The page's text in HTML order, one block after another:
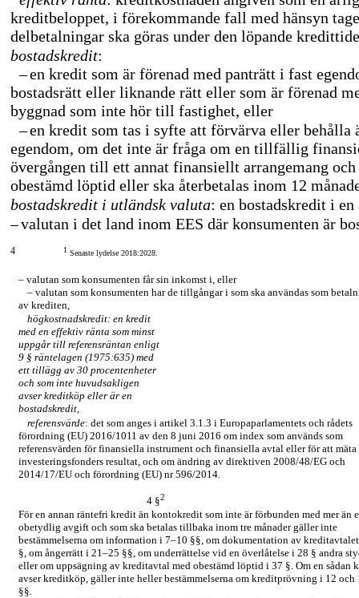
kreditbeloppet, i förekommande fall med hänsyn
delbetalningar ska göras under den löpande
bostadskredit:
–en kredit som är förenad med panträtt i fast
bostadsrätt eller liknande rätt eller som är förenad
byggnad som inte hör till fastighet, eller
–en kredit som tas i syfte att förvärva eller behålla
egendom, om det inte är fråga om en tillfällig
övergången till ett annat finansiellt arrangemang
obestämd löptid eller ska återbetalas inom 12
bostadskredit i utländsk valuta: en bostadskredit i en
–valutan i det land inom EES där konsumenten är
4 1 Senaste lydelse 2018:2028.
– valutan som konsumenten får sin inkomst i, eller
– valutan som konsumenten har de tillgångar i som ska användas som
av krediten,
högkostnadskredit: en kredit
med en effektiv ränta som minst
uppgår till referensräntan enligt
9 § räntelagen (1975:635) med
ett tillägg av 30 procentenheter
och som inte huvudsakligen
avser kreditköp eller är en
bostadskredit,
referensvärde: det som anges i artikel 3.1.3 i Europaparlamentets och rådets
förordning (EU) 2016/1011 av den 8 juni 2016 om index som används som
referensvärden för finansiella instrument och finansiella avtal eller för att mäta
investeringsfonders resultat, och om ändring av direktiven 2008/48/EG och
2014/17/EU och förordning (EU) nr 596/2014.
4 §2
För en annan räntefri kredit än kontokredit som inte är förbunden med mer än
obetydlig avgift och som ska betalas tillbaka inom tre månader gäller inte
bestämmelserna om information i 7–10 §§, om dokumentation av
§, om ångerrätt i 21–25 §§, om underrättelse vid en överlåtelse i 28 § andra
eller om uppsägning av kreditavtal med obestämd löptid i 37 §. Om en sådan
avser kreditköp, gäller inte heller bestämmelserna om kreditprövning i 12 och
§§.